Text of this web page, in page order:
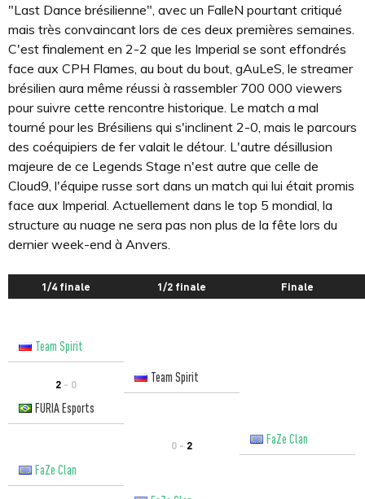
"Last Dance brésilienne", avec un FalleN pourtant critiqué
mais très convaincant lors de ces deux premières semaines.
C'est finalement en 2-2 que les Imperial se sont effondrés
face aux CPH Flames, au bout du bout, gAuLeS, le streamer
brésilien aura même réussi à rassembler 700 000 viewers
pour suivre cette rencontre historique. Le match a mal
tourné pour les Brésiliens qui s'inclinent 2-0, mais le parcours
des coéquipiers de fer valait le détour. L'autre désillusion
majeure de ce Legends Stage n'est autre que celle de
Cloud9, l'équipe russe sort dans un match qui lui était promis
face aux Imperial. Actuellement dans le top 5 mondial, la
structure au nuage ne sera pas non plus de la fête lors du
dernier week-end à Anvers.
1/4 finale 1/2 finale Finale
Team Spirit
2 - 0
Team Spirit
FURIA Esports
0 - 2
FaZe Clan
FaZe Clan